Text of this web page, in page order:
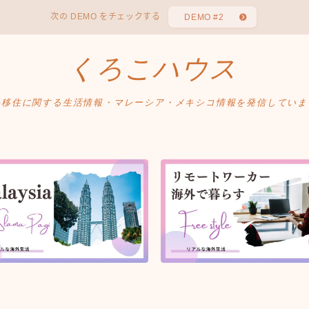
次の DEMO をチェックする DEMO #2
くろこハウス
住に関する生活情報・マレーシア・メキシコ情報を発信してい